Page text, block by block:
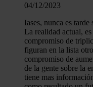
04/12/2023
Iases, nunca es
La realidad actual,
compromiso de
figuran en la lista
compromiso de
de la gente sobre la
tiene mas